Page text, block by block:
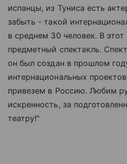
испанцы, из Туниса есть
забыть - такой
в среднем 30 человек. В
предметный спектакль.
он был создан в прошлом
интернациональных
привезем в Россию. Любим
искренность, за
театру!"